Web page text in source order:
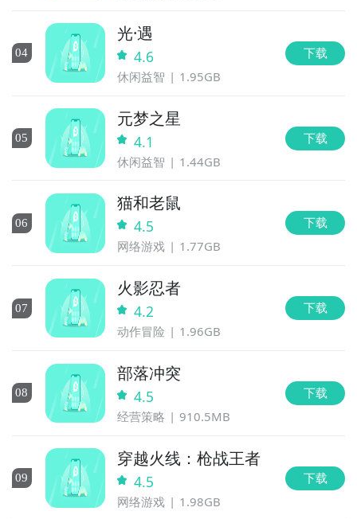
04
光·遇
4.6
休闲益智 1.95GB
下载
05
元梦之星
4.1
休闲益智 1.44GB
下载
06
猫和老鼠
4.5
网络游戏 1.77GB
下载
07
火影忍者
4.2
动作冒险 1.96GB
下载
08
部落冲突
4.5
经营策略 910.5MB
下载
09
穿越火线：枪战王者
4.5
网络游戏 1.98GB
下载